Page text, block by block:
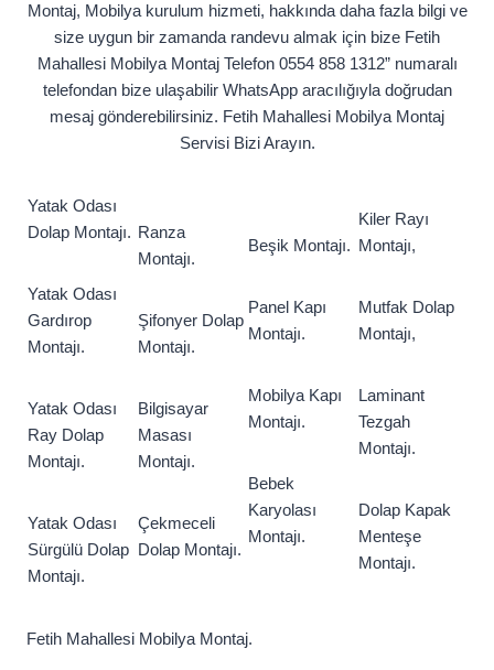
Montaj, Mobilya kurulum hizmeti, hakkında daha fazla bilgi ve
size uygun bir zamanda randevu almak için bize Fetih
Mahallesi Mobilya Montaj Telefon 0554 858 1312” numaralı
telefondan bize ulaşabilir WhatsApp aracılığıyla doğrudan
mesaj gönderebilirsiniz. Fetih Mahallesi Mobilya Montaj
Servisi Bizi Arayın.
Yatak Odası
Dolap Montajı.
Yatak Odası
Gardırop
Montajı.
Yatak Odası
Ray Dolap
Montajı.
Yatak Odası
Sürgülü Dolap
Montajı.
Ranza
Montajı.
Şifonyer Dolap
Montajı.
Bilgisayar
Masası
Montajı.
Çekmeceli
Dolap Montajı.
Beşik Montajı.
Panel Kapı
Montajı.
Mobilya Kapı
Montajı.
Bebek
Karyolası
Montajı.
Kiler Rayı
Montajı,
Mutfak Dolap
Montajı,
Laminant
Tezgah
Montajı.
Dolap Kapak
Menteşe
Montajı.
Fetih Mahallesi Mobilya Montaj.